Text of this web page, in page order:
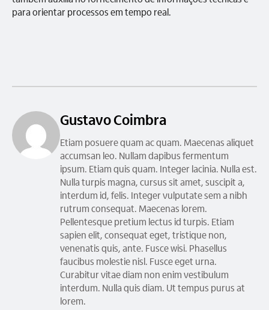
para orientar processos em tempo real.
Gustavo Coimbra
Etiam posuere quam ac quam. Maecenas aliquet
accumsan leo. Nullam dapibus fermentum
ipsum. Etiam quis quam. Integer lacinia. Nulla est.
Nulla turpis magna, cursus sit amet, suscipit a,
interdum id, felis. Integer vulputate sem a nibh
rutrum consequat. Maecenas lorem.
Pellentesque pretium lectus id turpis. Etiam
sapien elit, consequat eget, tristique non,
venenatis quis, ante. Fusce wisi. Phasellus
faucibus molestie nisl. Fusce eget urna.
Curabitur vitae diam non enim vestibulum
interdum. Nulla quis diam. Ut tempus purus at
lorem.